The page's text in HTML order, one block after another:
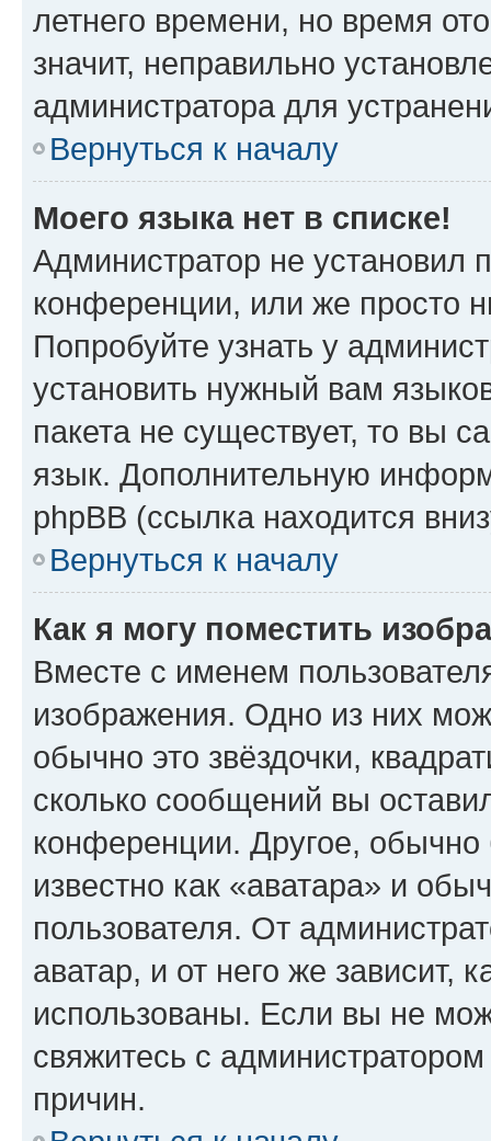
летнего времени, но время
значит, неправильно
администратора для
Вернуться к началу
Моего языка нет в списке!
Администратор не установил
конференции, или же просто
Попробуйте узнать у
установить нужный вам
пакета не существует, то вы
язык. Дополнительную
phpBB (ссылка находится
Вернуться к началу
Как я могу поместить
Вместе с именем
изображения. Одно из них
обычно это звёздочки,
сколько сообщений вы
конференции. Другое,
известно как «аватара» и
пользователя. От
аватар, и от него же зависит,
использованы. Если вы не
свяжитесь с
причин.